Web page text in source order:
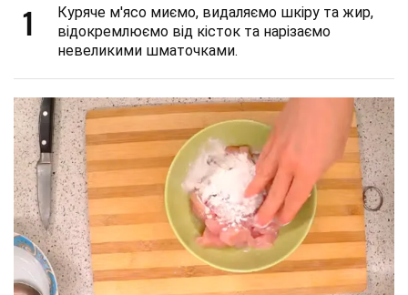
1
Куряче м'ясо миємо, видаляємо шкіру та жир,
відокремлюємо від кісток та нарізаємо
невеликими шматочками.